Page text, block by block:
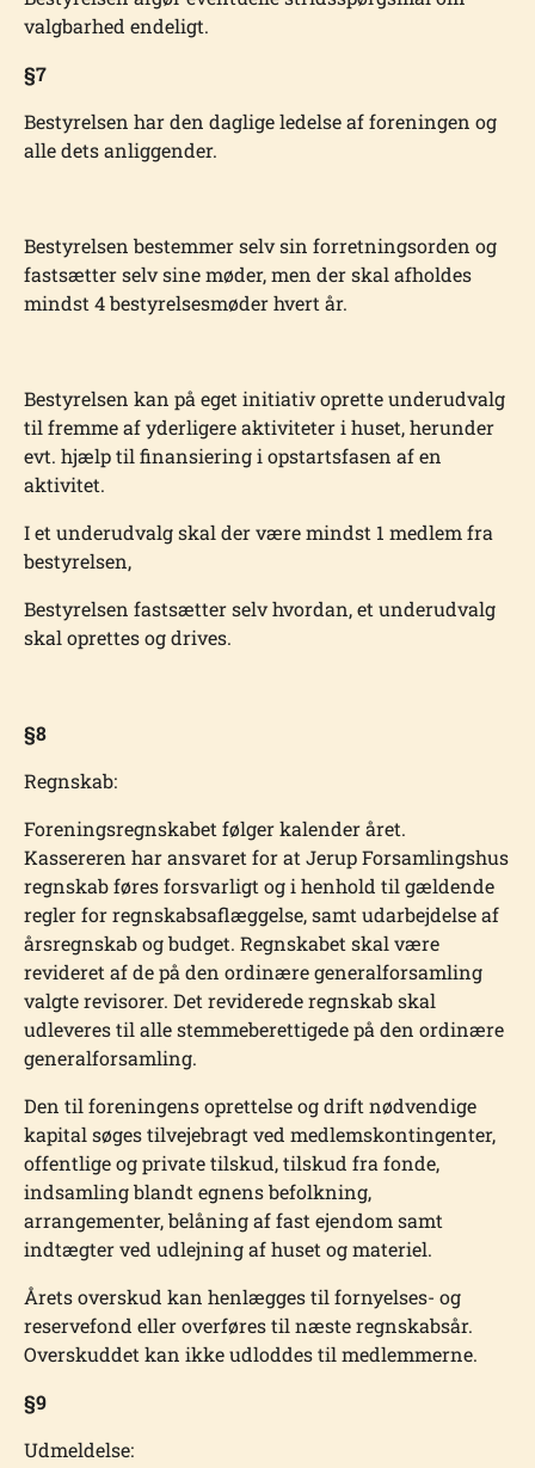
valgbarhed endeligt.
§7
Bestyrelsen har den daglige ledelse af foreningen og
alle dets anliggender.
Bestyrelsen bestemmer selv sin forretningsorden og
fastsætter selv sine møder, men der skal afholdes
mindst 4 bestyrelsesmøder hvert år.
Bestyrelsen kan på eget initiativ oprette underudvalg
til fremme af yderligere aktiviteter i huset, herunder
evt. hjælp til finansiering i opstartsfasen af en
aktivitet.
I et underudvalg skal der være mindst 1 medlem fra
bestyrelsen,
Bestyrelsen fastsætter selv hvordan, et underudvalg
skal oprettes og drives.
§8
Regnskab:
Foreningsregnskabet følger kalender året.
Kassereren har ansvaret for at Jerup Forsamlingshus
regnskab føres forsvarligt og i henhold til gældende
regler for regnskabsaflæggelse, samt udarbejdelse af
årsregnskab og budget. Regnskabet skal være
revideret af de på den ordinære generalforsamling
valgte revisorer. Det reviderede regnskab skal
udleveres til alle stemmeberettigede på den ordinære
generalforsamling.
Den til foreningens oprettelse og drift nødvendige
kapital søges tilvejebragt ved medlemskontingenter,
offentlige og private tilskud, tilskud fra fonde,
indsamling blandt egnens befolkning,
arrangementer, belåning af fast ejendom samt
indtægter ved udlejning af huset og materiel.
Årets overskud kan henlægges til fornyelses- og
reservefond eller overføres til næste regnskabsår.
Overskuddet kan ikke udloddes til medlemmerne.
§9
Udmeldelse: